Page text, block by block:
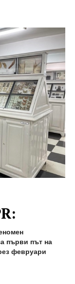
първи път на
февруари